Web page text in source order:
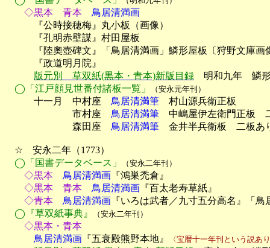
◇黒本　青本 鳥居清満画
『公時接穂梅』丸小板（画像）
『孔明赤壁謀』村田屋板
『陸奧壺碑文』「鳥居清満画」鱗形屋板〔狩野文庫画
『政道明月院』
版元別　草双紙(黒本・青本)新版目録 明和九年　鱗
◯「江戸顔見世番付諸板一覧」
（安永元年刊）
十一月　中村座 鳥居清満筆 村山源兵衛正板
市村座 鳥居清満筆 中嶋屋伊左衛門正板　
森田座 鳥居清満筆 金井半兵衛板　二板あ
☆　安永二年（1773）
◯「国書データベース」
（安永二年刊）
◇黒本 鳥居清満画 『鴻巣禿倉』
◇黒本　青本 鳥居清満画 『百太老寿草紙』
◇青本 鳥居清満画 『いろは武者／九寸五分高名』「
◯『草双紙事典』
（安永二年刊）
◇黒本・青本
鳥居清満画 『五衰殿熊野本地』 〈宝暦十一年刊という説あ